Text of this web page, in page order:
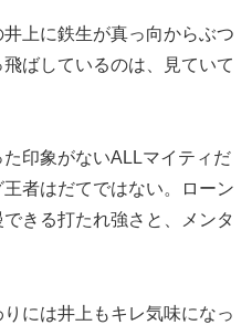
上に鉄生が真っ向からぶつ
ばしているのは、見ていて
印象がないALLマイティだ
者はだてではない。ローン
きる打たれ強さと、メンタ
には井上もキレ気味になっ